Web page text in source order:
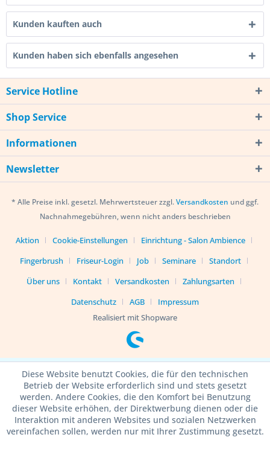
Kunden kauften auch
Kunden haben sich ebenfalls angesehen
Service Hotline
Shop Service
Informationen
Newsletter
* Alle Preise inkl. gesetzl. Mehrwertsteuer zzgl.Versandkosten und ggf.
Nachnahmegebühren, wenn nicht anders beschrieben
Aktion Cookie-Einstellungen
Einrichtung - Salon Ambience
Fingerbrush
Friseur-Login Job Seminare
Standort
Über uns
Kontakt Versandkosten
Zahlungsarten
Datenschutz
AGB
Impressum
Realisiert mit Shopware
Diese Website benutzt Cookies, die für den technischen
Betrieb der Website erforderlich sind und stets gesetzt
werden. Andere Cookies, die den Komfort bei Benutzung
dieser Website erhöhen, der Direktwerbung dienen oder die
Interaktion mit anderen Websites und sozialen Netzwerken
vereinfachen sollen, werden nur mit Ihrer Zustimmung gesetzt.